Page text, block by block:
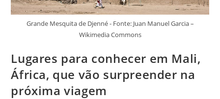
Grande Mesquita de Djenné - Fonte: Juan Manuel Garcia –
Wikimedia Commons
Lugares para conhecer em Mali,
África, que vão surpreender na
próxima viagem